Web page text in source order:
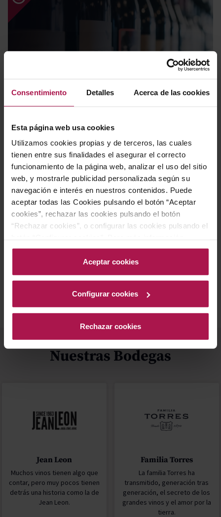
Consentimiento Detalles Acerca de las cookies
Esta página web usa cookies
Utilizamos cookies propias y de terceros, las cuales
tienen entre sus finalidades el asegurar el correcto
funcionamiento de la página web, analizar el uso del sitio
web, y mostrarle publicidad personalizada según su
navegación e interés en nuestros contenidos. Puede
aceptar todas las Cookies pulsando el botón “Aceptar
cookies”, rechazar las cookies pulsando el botón
“Rechazar cookies”, o configurar las cookies pulsando el
acceda a nuestra Política de Cookies.Para más
información acceda a nuestraPolítica de Cookies
Aceptar cookies
Configurar cookies
Rechazar cookies
Novedades
Packs regalo
Mejor Valorados Blog
Nuestras Bodegas
Jean Leon
Muchos vinos tienen algo que
contar, pero muy pocos tienen
detrás una historia como la de
Jean Leon.
Familia Torres
La familia Torres ha
transmitido, generación tras
generación, el secreto de los
grandes vinos y el amor por la
tierra.